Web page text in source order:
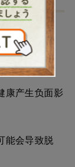
包括：
。
康产生负面影
能会导致脱